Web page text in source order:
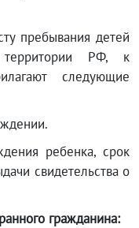
пребывания детей
РФ, к
следующие
ребенка, срок
свидетельства о
гражданина: